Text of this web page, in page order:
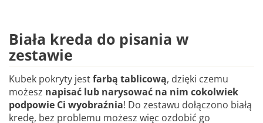
Biała kreda do pisania w
zestawie
Kubek pokryty jestfarbą tablicową, dzięki czemu
możesz napisać lub narysować na nim cokolwiek
podpowie Ci wyobraźnia! Do zestawu dołączono białą
kredę, bez problemu możesz więc ozdobić go